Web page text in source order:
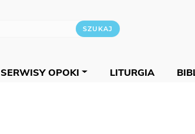
SERWISY OPOKI LITURGIA